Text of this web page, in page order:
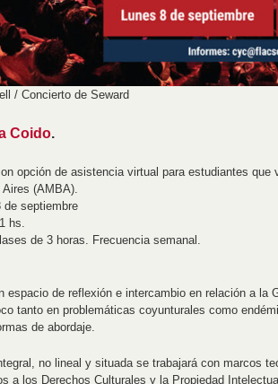
/ Concierto de Seward
Coido.
opción de asistencia virtual para estudiantes que
Aires (AMBA).
de septiembre
hs.
de 3 horas. Frecuencia semanal.
espacio de reflexión e intercambio en relación a la
tanto en problemáticas coyunturales como
de abordaje.
no lineal y situada se trabajará con marcos
a los Derechos Culturales y la Propiedad